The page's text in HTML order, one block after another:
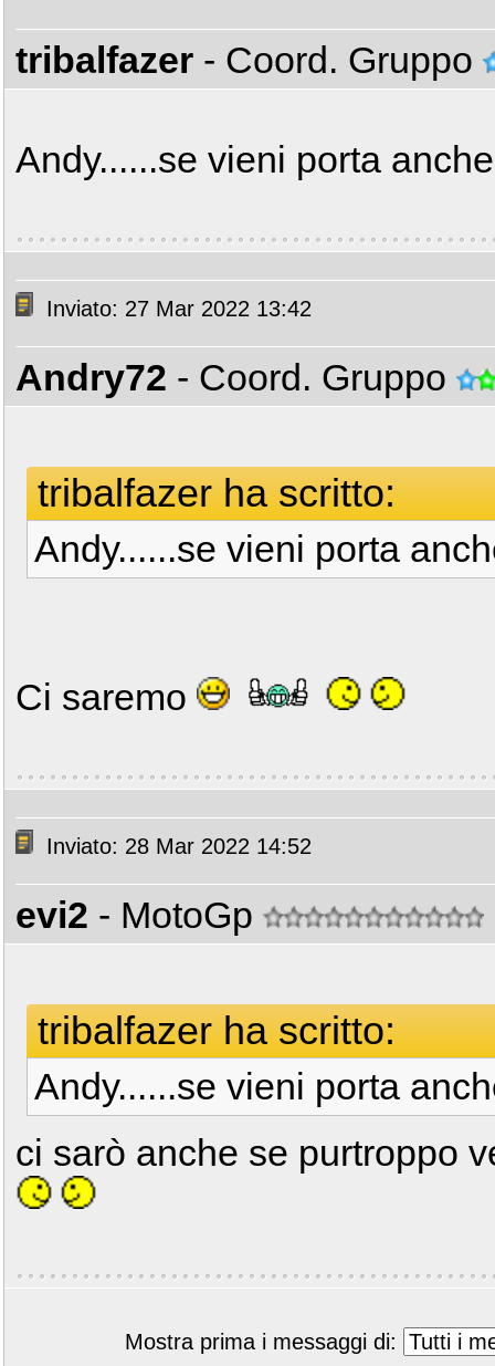
tribalfazer - Coord. Gruppo
Andy......se vieni porta
Inviato: 27 Mar 2022 13:42
Andry72 - Coord. Gruppo
tribalfazer ha scritto:
Andy......se vieni porta
Ci saremo
Inviato: 28 Mar 2022 14:52
evi2 - MotoGp
tribalfazer ha scritto:
Andy......se vieni porta
ci sarò anche se purtroppo
Mostra prima i messaggi di: